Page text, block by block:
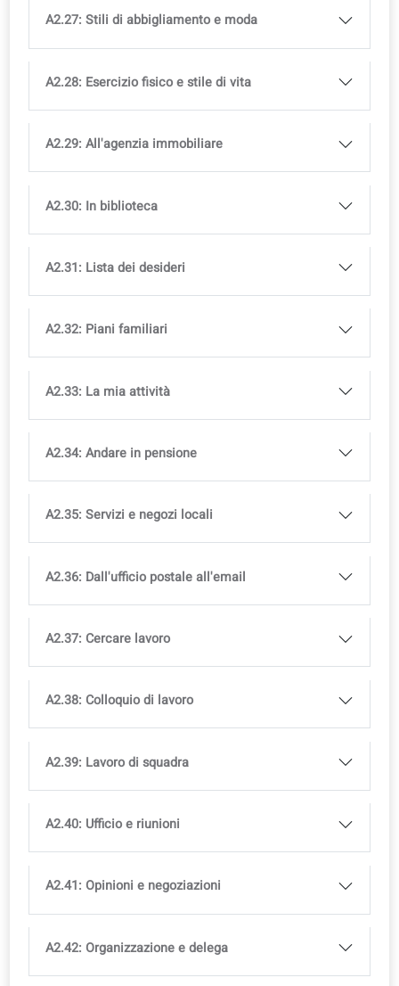
A2.21: Andare a fare una passeggiata la
A2.22: Igiene personale
A2.23: Corsi di hobby
A2.24: Cibo da asporto
A2.25: Cibo e abitudini salutari
A2.27: Stili di abbigliamento e moda
A2.28: Esercizio fisico e stile di vita
A2.32: Piani familiari